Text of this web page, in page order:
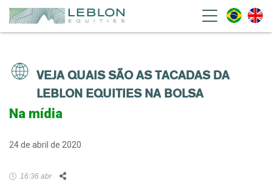
VEJA QUAIS SÃO AS TACADAS DA
LEBLON EQUITIES NA BOLSA
Na mídia
24 de abril de 2020
16:36 abr